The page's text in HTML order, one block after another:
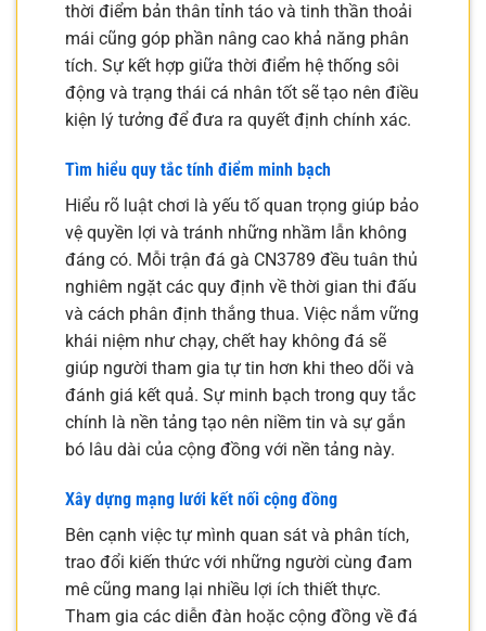
thời điểm bản thân tỉnh táo và tinh thần thoải
mái cũng góp phần nâng cao khả năng phân
tích. Sự kết hợp giữa thời điểm hệ thống sôi
động và trạng thái cá nhân tốt sẽ tạo nên điều
kiện lý tưởng để đưa ra quyết định chính xác.
Tìm hiểu quy tắc tính điểm minh bạch
Hiểu rõ luật chơi là yếu tố quan trọng giúp bảo
vệ quyền lợi và tránh những nhầm lẫn không
đáng có. Mỗi trận đá gà CN3789 đều tuân thủ
nghiêm ngặt các quy định về thời gian thi đấu
và cách phân định thắng thua. Việc nắm vững
khái niệm như chạy, chết hay không đá sẽ
giúp người tham gia tự tin hơn khi theo dõi và
đánh giá kết quả. Sự minh bạch trong quy tắc
chính là nền tảng tạo nên niềm tin và sự gắn
bó lâu dài của cộng đồng với nền tảng này.
Xây dựng mạng lưới kết nối cộng đồng
Bên cạnh việc tự mình quan sát và phân tích,
trao đổi kiến thức với những người cùng đam
mê cũng mang lại nhiều lợi ích thiết thực.
Tham gia các diễn đàn hoặc cộng đồng về đá